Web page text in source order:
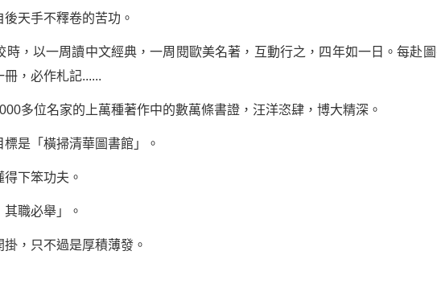
天手不釋卷的苦功。
以一周讀中文經典，一周閱歐美名著，互動行之，四年如一日。每赴圖
，必作札記......
位名家的上萬種著作中的數萬條書證，汪洋恣肆，博大精深。
是「橫掃清華圖書館」。
下笨功夫。
職必舉」。
，只不過是厚積薄發。